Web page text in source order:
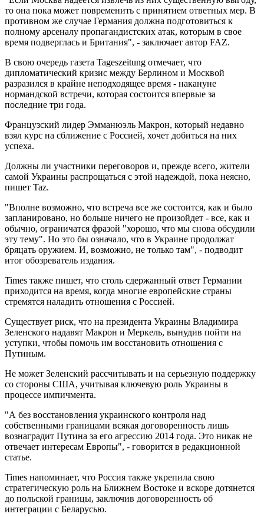
то она пока может повременить с принятием ответных мер. В
противном же случае Германия должна подготовиться к
полному арсеналу пропагандистских атак, которым в свое
время подверглась и Британия", - заключает автор FAZ.
В свою очередь газета Tageszeitung отмечает, что
дипломатический кризис между Берлином и Москвой
разразился в крайне неподходящее время - накануне
нормандской встречи, которая состоится впервые за
последние три года.
Французский лидер Эмманюэль Макрон, который недавно
взял курс на сближение с Россией, хочет добиться на них
успеха.
Должны ли участники переговоров и, прежде всего, жители
самой Украины распрощаться с этой надеждой, пока неясно,
пишет Taz.
"Вполне возможно, что встреча все же состоится, как и было
запланировано, но больше ничего не произойдет - все, как и
обычно, ограничатся фразой "хорошо, что мы снова обсудили
эту тему". Но это бы означало, что в Украине продолжат
бряцать оружием. И, возможно, не только там", - подводит
итог обозреватель издания.
Times также пишет, что столь сдержанный ответ Германии
приходится на время, когда многие европейские страны
стремятся наладить отношения с Россией.
Существует риск, что на президента Украины Владимира
Зеленского надавят Макрон и Меркель, вынудив пойти на
уступки, чтобы помочь им восстановить отношения с
Путиным.
Не может Зеленский рассчитывать и на серьезную поддержку
со стороны США, учитывая ключевую роль Украины в
процессе импичмента.
"А без восстановления украинского контроля над
собственными границами всякая договоренность лишь
вознаградит Путина за его агрессию 2014 года. Это никак не
отвечает интересам Европы", - говорится в редакционной
статье.
Times напоминает, что Россия также укрепила свою
стратегическую роль на Ближнем Востоке и вскоре дотянется
до польской границы, заключив договоренность об
интеграции с Беларусью.